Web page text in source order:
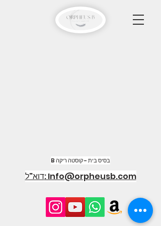
B בסיס בית - קוסטה ריקה
דוא"ל: Info@orpheusb.com